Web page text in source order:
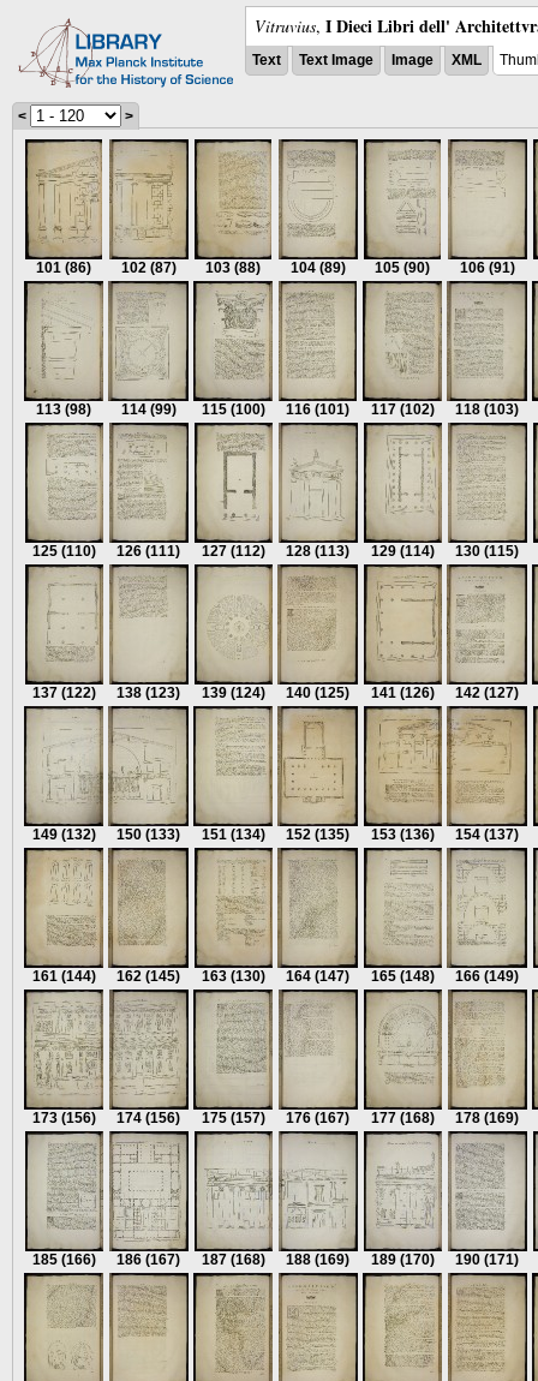
Vitruvius, I Dieci Libri dell'
Text Text Image Image XML
< >
101 (86) 102 (87) 103 (88) 104 (89) 105 (90) 106 (91)
113 (98) 114 (99) 115 (100) 116 (101) 117 (102) 118 (103)
125 (110) 126 (111) 127 (112) 128 (113) 129 (114) 130 (115)
137 (122) 138 (123) 139 (124) 140 (125) 141 (126) 142 (127)
149 (132) 150 (133) 151 (134) 152 (135) 153 (136) 154 (137)
161 (144) 162 (145) 163 (130) 164 (147) 165 (148) 166 (149)
173 (156) 174 (156) 175 (157) 176 (167) 177 (168) 178 (169)
185 (166) 186 (167) 187 (168) 188 (169) 189 (170) 190 (171)